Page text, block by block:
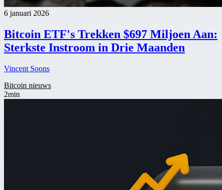
6 januari 2026
Bitcoin ETF's Trekken $697 Miljoen Aan:
Sterkste Instroom in Drie Maanden
Vincent Soons
Bitcoin nieuws
2min